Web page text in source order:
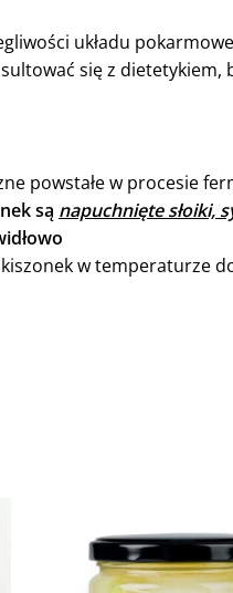
układu
się z
powstałe w procesie
są napuchnięte słoiki,
w temperaturze